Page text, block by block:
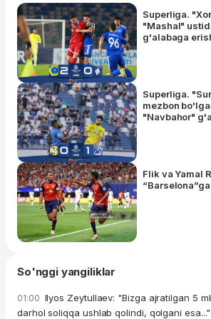
Superliga.
"Mashal"
g'alabaga
Superliga.
mezbon
"Navbahor"
Flik va Yamal
So'nggi yangiliklar
01:00 Ilyos Zeytullaev: "Bizga ajratilgan 5
darhol soliqqa ushlab qolindi, qolgani esa..."